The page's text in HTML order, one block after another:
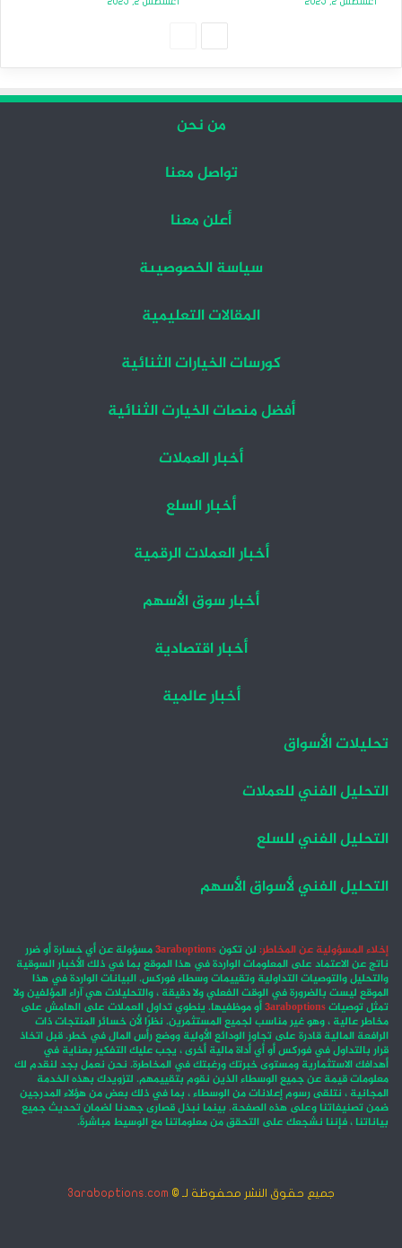
من نحن
تواصل معنا
أعلن معنا
سياسة الخصوصيىة
المقالات التعليمية
كورسات الخيارات الثنائية
أفضل منصات الخيارت الثنائية
أخبار العملات
أخبار السلع
أخبار العملات الرقمية
أخبار سوق الأسهم
أخبار اقتصادية
أخبار عالمية
تحليلات الأسواق
التحليل الفني للعملات
التحليل الفني للسلع
التحليل الفني لأسواق الأسهم
إخلاء المسؤولية عن المخاطر: لن تكون3araboptionsمسؤولة عن أي خسارة أو ضرر
ناتج عن الاعتماد على المعلومات الواردة في هذا الموقع بما في ذلك الأخبار السوقية
والتحليل والتوصيات التداولية وتقييمات وسطاء فوركس. البيانات الواردة في هذا
الموقع ليست بالضرورة في الوقت الفعلي ولا دقيقة ، والتحليلات هي آراء المؤلفين ولا
تمثل توصيات3araboptionsأو موظفيها. ينطوي تداول العملات على الهامش على
مخاطر عالية ، وهو غير مناسب لجميع المستثمرين. نظرًا لأن خسائر المنتجات ذات
الرافعة المالية قادرة على تجاوز الودائع الأولية ووضع رأس المال في خطر. قبل اتخاذ
قرار بالتداول في فوركس أو أي أداة مالية أخرى ، يجب عليك التفكير بعناية في
أهدافك الاستثمارية ومستوى خبرتك ورغبتك في المخاطرة. نحن نعمل بجد لنقدم لك
معلومات قيمة عن جميع الوسطاء الذين نقوم بتقييمهم. لتزويدك بهذه الخدمة
المجانية ، نتلقى رسوم إعلانات من الوسطاء ، بما في ذلك بعض من هؤلاء المدرجين
ضمن تصنيفاتنا وعلى هذه الصفحة. بينما نبذل قصارى جهدنا لضمان تحديث جميع
بياناتنا ، فإننا نشجعك على التحقق من معلوماتنا مع الوسيط مباشرةً.
جميع حقوق النشر محفوظة لـ © 3araboptions.com